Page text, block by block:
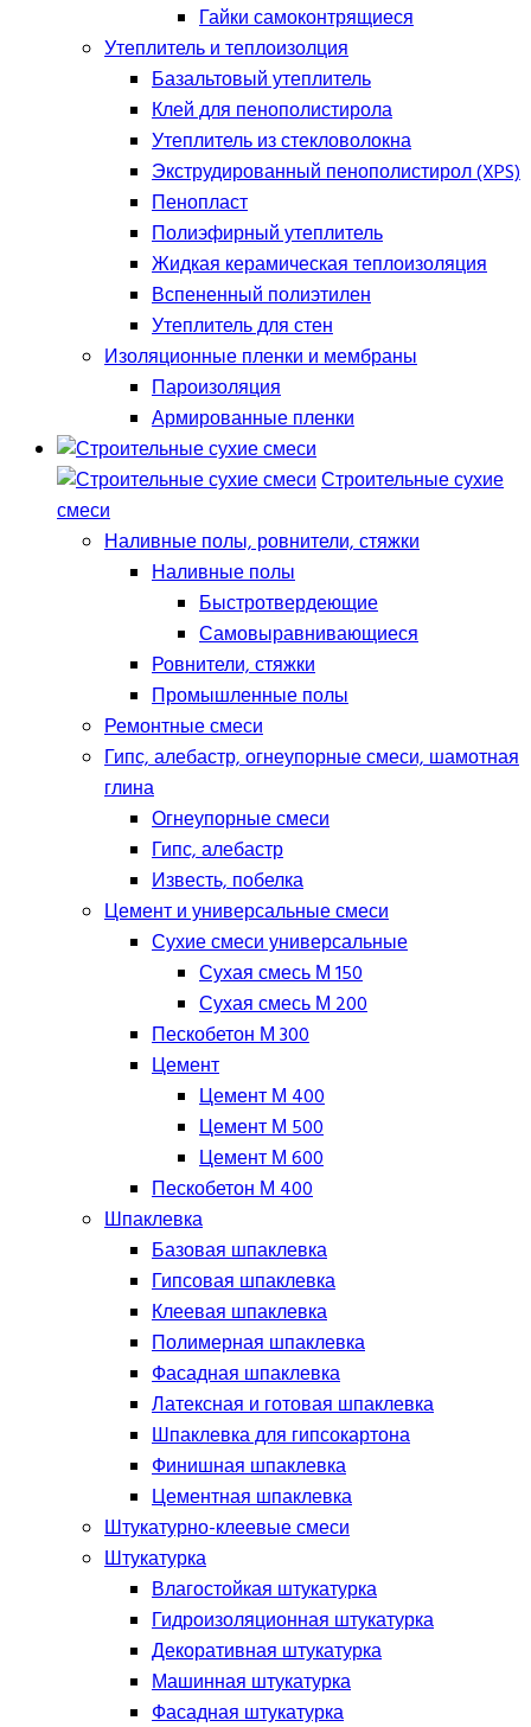
Гайки самоконтрящиеся
Утеплитель и теплоизолция
Базальтовый утеплитель
Клей для пенополистирола
Утеплитель из стекловолокна
Экструдированный пенополистирол (XPS)
Пенопласт
Полиэфирный утеплитель
Жидкая керамическая теплоизоляция
Вспененный полиэтилен
Утеплитель для стен
Изоляционные пленки и мембраны
Пароизоляция
Армированные пленки
Строительные сухие
смеси
Наливные полы, ровнители, стяжки
Наливные полы
Быстротвердеющие
Самовыравнивающиеся
Ровнители, стяжки
Промышленные полы
Ремонтные смеси
Гипс, алебастр, огнеупорные смеси, шамотная
глина
Огнеупорные смеси
Гипс, алебастр
Известь, побелка
Цемент и универсальные смеси
Сухие смеси универсальные
Сухая смесь М 150
Сухая смесь М 200
Пескобетон М 300
Цемент
Цемент М 400
Цемент М 500
Цемент М 600
Пескобетон М 400
Шпаклевка
Базовая шпаклевка
Гипсовая шпаклевка
Клеевая шпаклевка
Полимерная шпаклевка
Фасадная шпаклевка
Латексная и готовая шпаклевка
Шпаклевка для гипсокартона
Финишная шпаклевка
Цементная шпаклевка
Штукатурно-клеевые смеси
Штукатурка
Влагостойкая штукатурка
Гидроизоляционная штукатурка
Декоративная штукатурка
Машинная штукатурка
Фасадная штукатурка